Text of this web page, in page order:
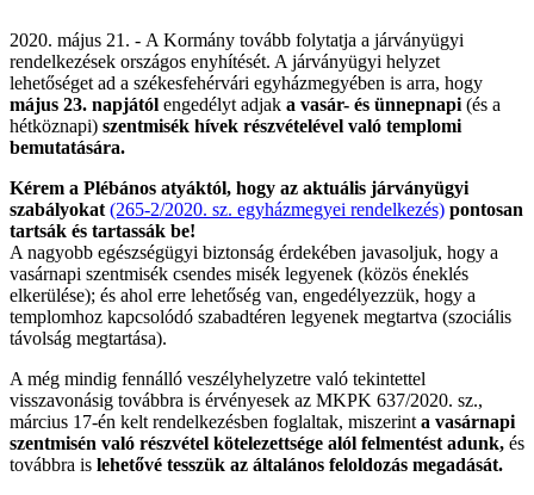
2020. május 21. - A Kormány tovább folytatja a járványügyi
rendelkezések országos enyhítését. A járványügyi helyzet
lehetőséget ad a székesfehérvári egyházmegyében is arra, hogy
május 23. napjától engedélyt adjak a vasár- és ünnepnapi (és a
hétköznapi) szentmisék hívek részvételével való templomi
bemutatására.
Kérem a Plébános atyáktól, hogy az aktuális járványügyi
szabályokat (265-2/2020. sz. egyházmegyei rendelkezés) pontosan
tartsák és tartassák be!
A nagyobb egészségügyi biztonság érdekében javasoljuk, hogy a
vasárnapi szentmisék csendes misék legyenek (közös éneklés
elkerülése); és ahol erre lehetőség van, engedélyezzük, hogy a
templomhoz kapcsolódó szabadtéren legyenek megtartva (szociális
távolság megtartása).
A még mindig fennálló veszélyhelyzetre való tekintettel
visszavonásig továbbra is érvényesek az MKPK 637/2020. sz.,
március 17-én kelt rendelkezésben foglaltak, miszerint a vasárnapi
szentmisén való részvétel kötelezettsége alól felmentést adunk, és
továbbra is lehetővé tesszük az általános feloldozás megadását.